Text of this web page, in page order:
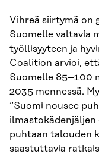
Vihreä siirtymä on
Suomelle valtavia
työllisyyteen ja
Coalition arvioi,
Suomelle 85–100
2035 mennessä.
“Suomi nousee
ilmastokädenjäljen
puhtaan talouden
saastuttavia